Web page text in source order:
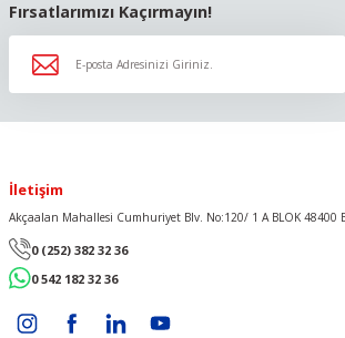
Fırsatlarımızı Kaçırmayın!
İletişim
Akçaalan Mahallesi Cumhuriyet Blv. No:120/ 1 A BLOK 48400
0 (252) 382 32 36
0 542 182 32 36